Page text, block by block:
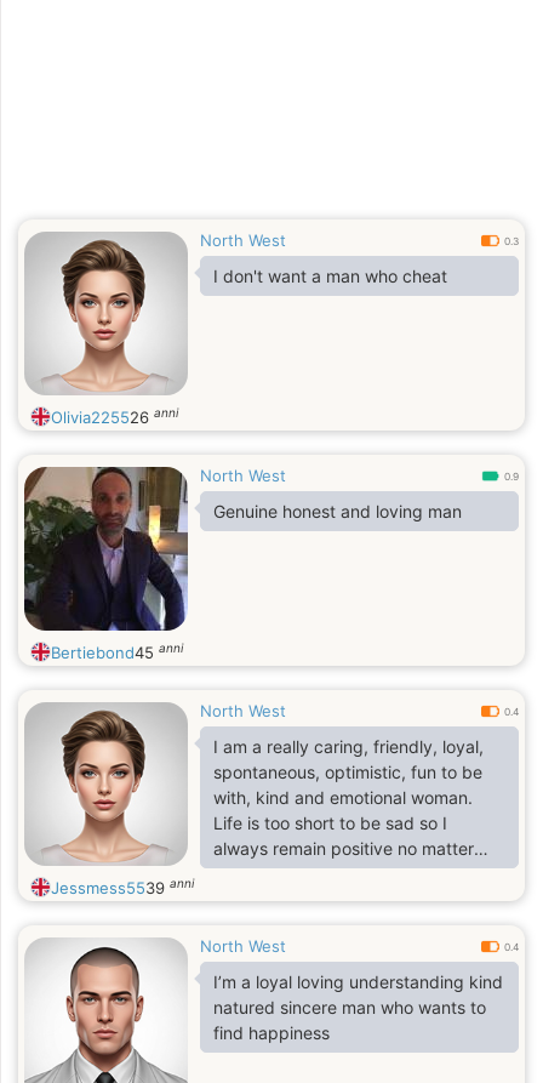
North West 0.3
I don't want a man who cheat
Olivia225526 anni
North West 0.9
Genuine honest and loving man
Bertiebond45 anni
North West 0.4
I am a really caring, friendly, loyal,
spontaneous, optimistic, fun to be
with, kind and emotional woman.
Life is too short to be sad so I
always remain positive no matter
what the situation is. I am always
around to help if someone needs
I am very strong to any stress and
I'm quite responsible and
demanding to myself. I get in
contact with people who have the
same values in life and with whom I
Jessmess5539 anni
North West 0.4
I’m a loyal loving understanding kind
natured sincere man who wants to
find happiness